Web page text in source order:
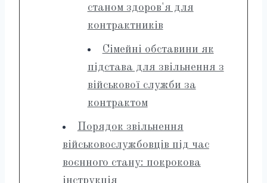
станом здоров'я для
контрактників
Сімейні обставини як
підстава для звільнення з
військової служби за
контрактом
Порядок звільнення
військовослужбовців під час
воєнного стану: покрокова